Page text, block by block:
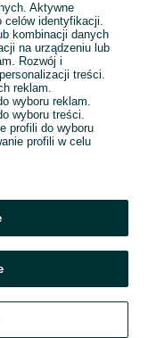
Aktywne
celów identyfikacji.
kombinacji danych
na urządzeniu lub
Rozwój i
treści.
reklam.
wyboru reklam.
wyboru treści.
profili do wyboru
profili w celu